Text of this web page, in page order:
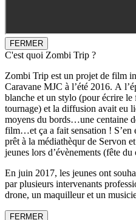
FERMER
C'est quoi Zombi Trip ?
Zombi Trip est un projet de film
Caravane MJC à l’été 2016. A
blanche et un stylo (pour écrire
tournage) et la diffusion avait eu
moyens du bords…une centaine
film…et ça a fait sensation ! S’en
prêt à la médiathèqur de Servon
jeunes lors d’évènements (fête
En juin 2017, les jeunes ont
par plusieurs intervenants
drone, un maquilleur et un
FERMER